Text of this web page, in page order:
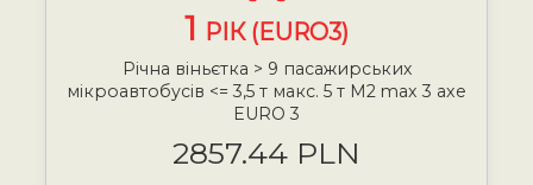
1 РІК (EURO3)
Річна віньєтка > 9 пасажирських
мікроавтобусів <= 3,5 т макс. 5 т М2 max 3 axe
EURO 3
2857.44 PLN